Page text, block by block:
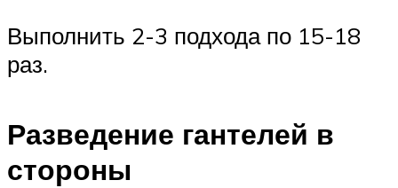
Выполнить 2-3 подхода по 15-18
раз.
Разведение гантелей в
стороны